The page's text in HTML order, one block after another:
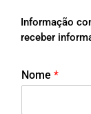
Informação
receber
Nome *